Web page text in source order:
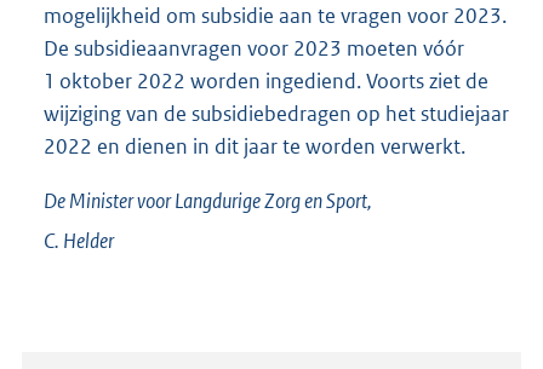
mogelijkheid om subsidie aan te vragen voor 2023.
De subsidieaanvragen voor 2023 moeten vóór
1 oktober 2022 worden ingediend. Voorts ziet de
wijziging van de subsidiebedragen op het studiejaar
2022 en dienen in dit jaar te worden verwerkt.
De Minister voor Langdurige Zorg en Sport,
C. Helder